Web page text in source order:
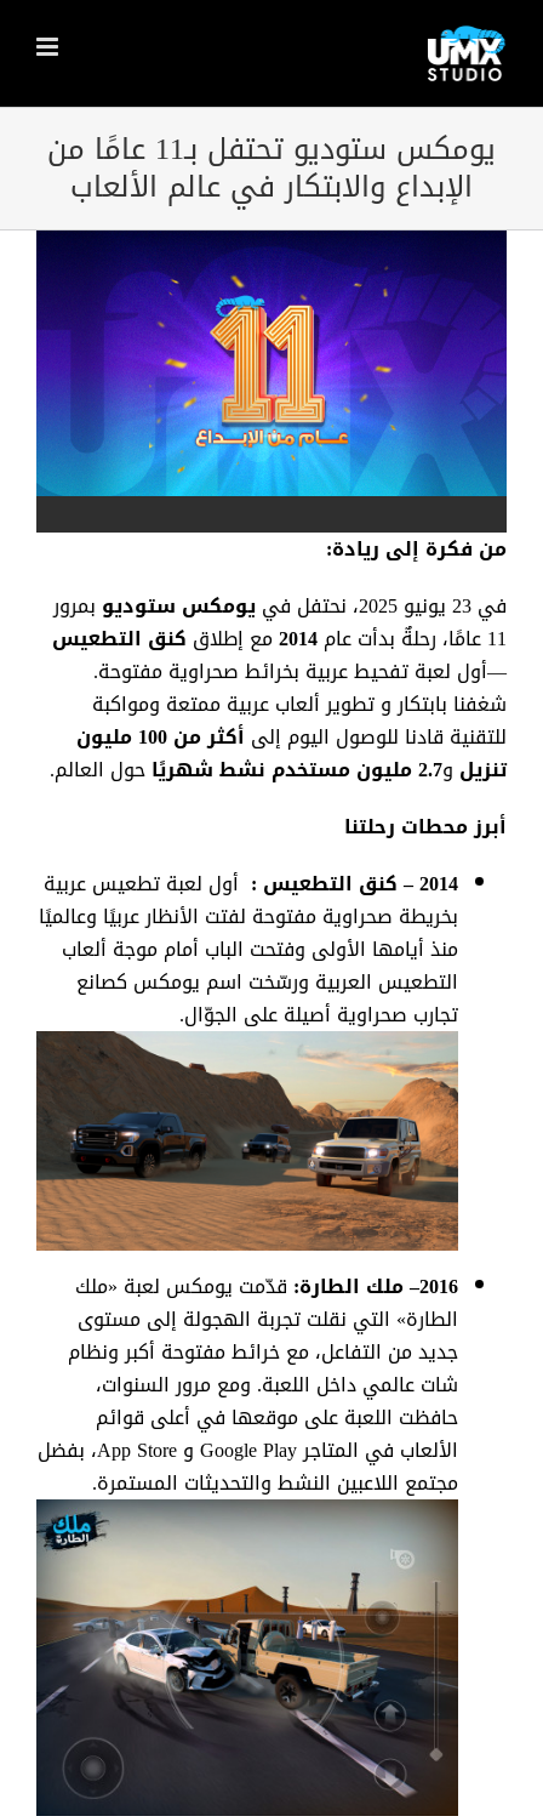
content
يومكس ستوديو تحتفل بـ11 عامًا من
الإبداع والابتكار في عالم الألعاب
View
Larger
Image
من فكرة إلى ريادة:
في
يونيو نحتفل فييومكس ستوديو بمرور
11عامًا، رحلةٌ بدأتعام2014مع إطلاق كنق التطعيس
—أول لعبةتفحيطعربية بخرائطصحراويةمفتوحة.
شغفنا بابتكارو تطوير ألعابعربيةممتعة ومواكبة
للتقنية قادنا للوصول اليوم إلى أكثرمن
مليون
تنزيل و2.7مليونمستخدم نشطشهريًاحول العالم.
أبرز محطات رحلتنا
2014 –
كنق التطعيس : أول لعبة تطعيس عربية
بخريطة صحراوية مفتوحة لفتت الأنظار عربيًا وعالميًا
منذ أيامها الأولى وفتحت الباب أمام موجة ألعاب
التطعيس العربية ورسّخت اسم يومكس كصانع
تجارب صحراوية أصيلة على الجوّال.
2016– ملك الطارة: قدّمت يومكس لعبة «ملك
الطارة» التي نقلت تجربة الهجولة إلى مستوى
جديد من التفاعل، مع خرائط مفتوحة أكبر ونظام
شات عالمي داخل اللعبة. ومع مرور السنوات،
حافظت اللعبة على موقعها في أعلى قوائم
الألعاب في المتاجرGoogle Play و
بفضل
مجتمع اللاعبين النشط والتحديثات المستمرة.